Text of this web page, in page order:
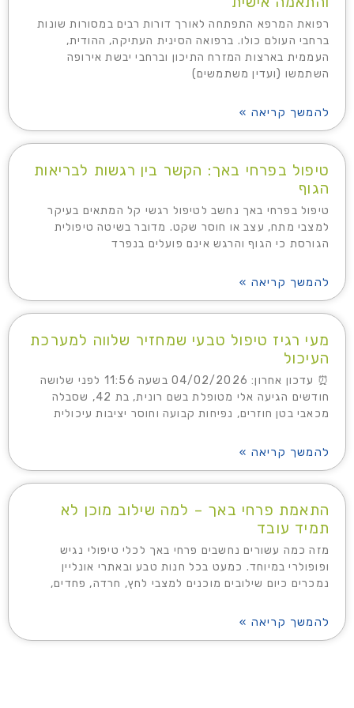
רפואת המרפא התפתחה לאורך דורות רבים במסורות שונות
ברחבי העולם כולו. ברפואה הסינית העתיקה, ההודית,
העממית בארצות המזרח התיכון וברחבי יבשת אירופה
השתמשו (ועדין משתמשים)
להמשך קריאה »
טיפול בפרחי באך: הקשר בין רגשות לבריאות
הגוף
טיפול בפרחי באך נחשב לטיפול רגשי קל המתאים בעיקר
למצבי מתח, עצב או חוסר שקט. מדובר בשיטה טיפולית
הגורסת כי הגוף והרגש אינם פועלים בנפרד
להמשך קריאה »
מעי רגיז טיפול טבעי שמחזיר שלווה למערכת
העיכול
⏰ עדכון אחרון: 04/02/2026 בשעה 11:56 לפני שלושה
חודשים הגיעה אלי מטופלת בשם רונית, בת 42, שסבלה
מכאבי בטן חוזרים, נפיחות קבועה וחוסר יציבות עיכולית
להמשך קריאה »
התאמת פרחי באך – למה שילוב מוכן לא
תמיד עובד
מזה כמה עשורים נחשבים פרחי באך לכלי טיפולי נגיש
ופופולרי במיוחד. כמעט בכל חנות טבע ובאתרי אונליין
נמכרים כיום שילובים מוכנים למצבי לחץ, חרדה, פחדים,
להמשך קריאה »